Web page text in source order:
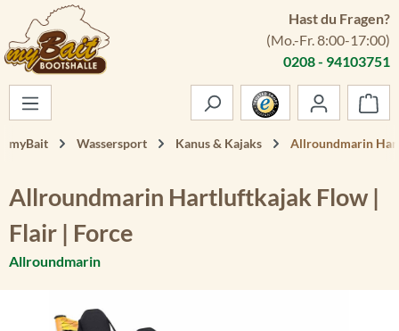
Zum Hauptinhalt springen
Hast du Fragen?
(Mo.-Fr. 8:00-17:00)
0208 - 94103751
myBait Wassersport Kanus & Kajaks Allroundmarin
Allroundmarin Hartluftkajak Flow |
Flair | Force
Allroundmarin